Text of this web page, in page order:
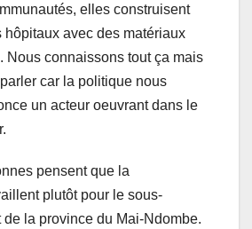
elles construisent
hôpitaux avec des matériaux
Nous connaissons tout ça mais
car la politique nous
un acteur oeuvrant dans le
pensent que la
plutôt pour le sous-
la province du Mai-Ndombe.